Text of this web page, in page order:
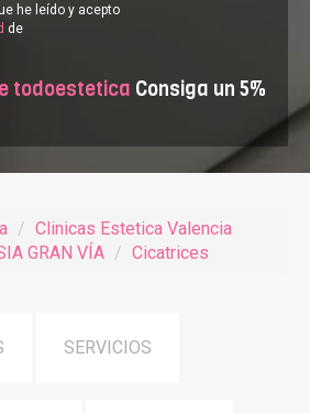
he leído y acepto
de
todoestetica Consiga un 5%
Clinicas Estetica Valencia
GRAN VÍA
Cicatrices
SERVICIOS